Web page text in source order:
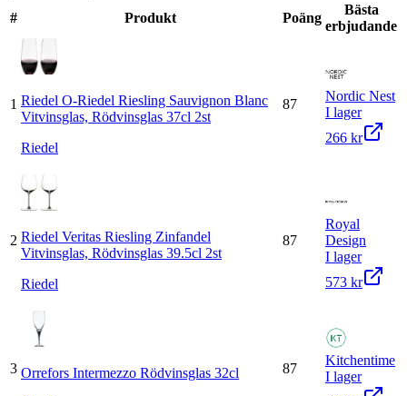
# Produkt Poäng
Bästa
erbjudande
1 Riedel O-Riedel Riesling Sauvignon Blanc
Vitvinsglas, Rödvinsglas 37cl 2st
Riedel
87
Nordic Nest
I lager
266 kr
2 Riedel Veritas Riesling Zinfandel
Vitvinsglas, Rödvinsglas 39.5cl 2st
Riedel
87
Royal
Design
I lager
573 kr
3 Orrefors Intermezzo Rödvinsglas 32cl
87
Kitchentime
I lager